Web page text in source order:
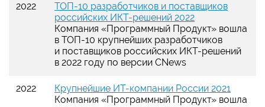
2022
ТОП-10 разработчиков и поставщиков
российских ИКТ-решений 2022
Компания «Программный Продукт» вошла
в ТОП-10 крупнейших разработчиков
и поставщиков российских ИКТ-решений
в 2022 году по версии CNews
2022
Крупнейшие ИТ-компании России 2021
Компания «Программный Продукт» вошла